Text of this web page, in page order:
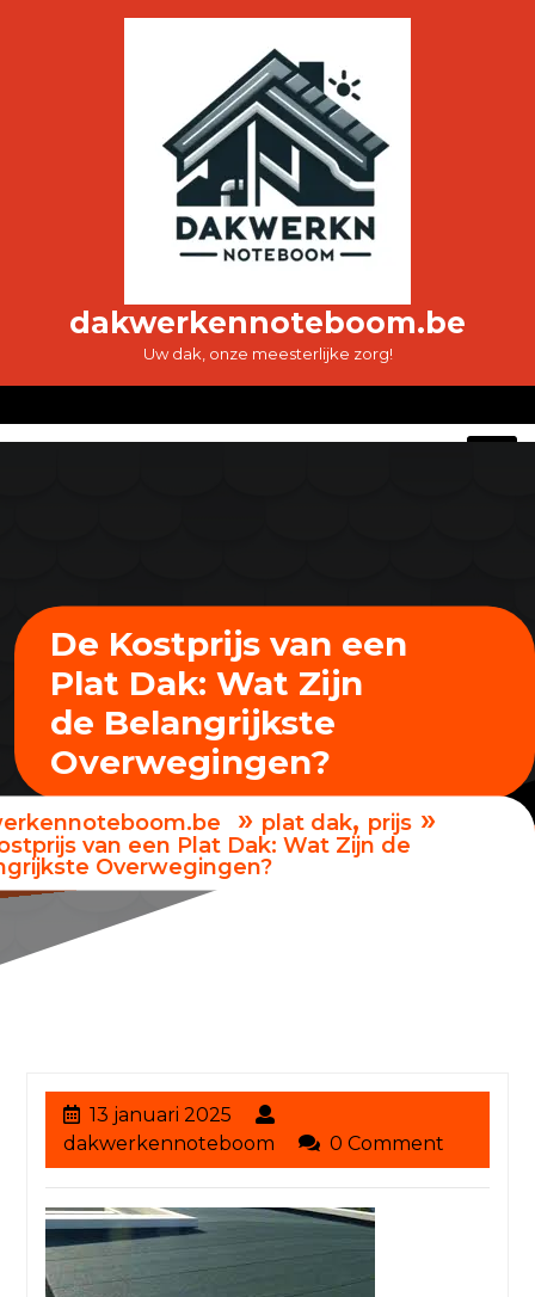
dakwerkennoteboom.be
Uw dak, onze meesterlijke zorg!
De Kostprijs van een
Plat Dak: Wat Zijn
de Belangrijkste
Overwegingen?
» plat dak, prijs »
van een Plat Dak: Wat Zijn de
Overwegingen?
13 januari 2025
januari
2025
dakwerkennoteboom dakwerkennoteboom
0 Comment